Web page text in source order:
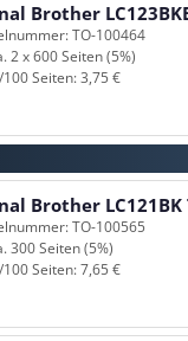
Brother
TO-100464
2 x 600 Seiten (5%)
Seiten: 3,75 €
Brother
TO-100565
300 Seiten (5%)
Seiten: 7,65 €